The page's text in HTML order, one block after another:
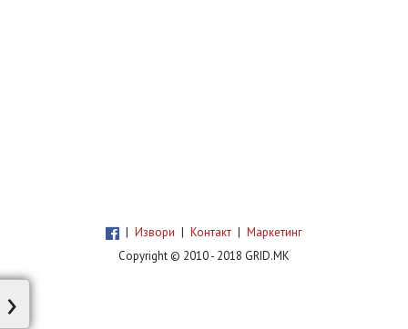
| Извори | Контакт | Маркетинг
Copyright © 2010 - 2018 GRID.MK
›